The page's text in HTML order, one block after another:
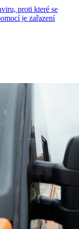
proti které se
je zařazení